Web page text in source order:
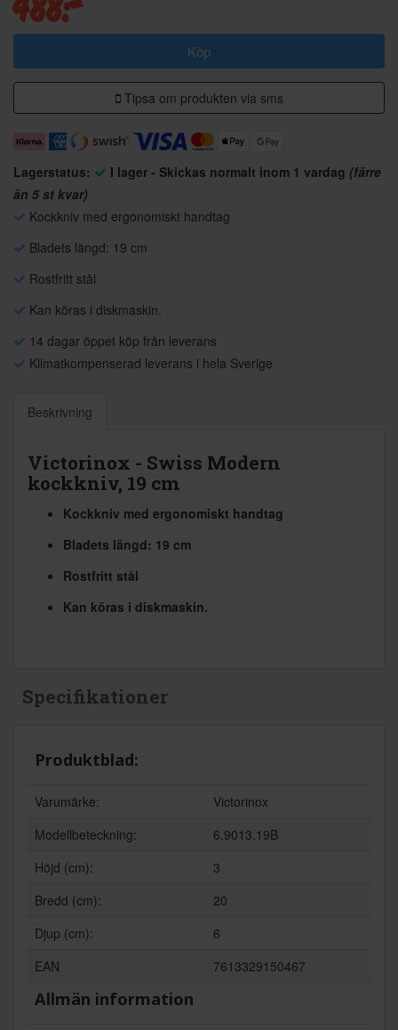
Köp
Tipsa om produkten via sms
Lagerstatus: I lager - Skickas normalt inom 1 vardag (färre
än 5 st kvar)
Kockkniv med ergonomiskt handtag
Bladets längd: 19 cm
Rostfritt stål
Kan köras i diskmaskin.
14 dagar öppet köp från leverans
Klimatkompenserad leverans i hela Sverige
Beskrivning
Victorinox - Swiss Modern
kockkniv, 19 cm
Kockkniv med ergonomiskt handtag
Bladets längd: 19 cm
Rostfritt stål
Kan köras i diskmaskin.
Specifikationer
Produktblad:
Varumärke:
Victorinox
Modellbeteckning:
6.9013.19B
Höjd (cm):
3
Bredd (cm):
20
Djup (cm):
6
EAN
7613329150467
Allmän information